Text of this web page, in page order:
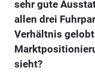
sehr gute
allen drei
Verhältnis
sieht?